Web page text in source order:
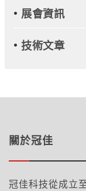
展會資訊
技術文章
關於冠佳
冠佳科技從成立